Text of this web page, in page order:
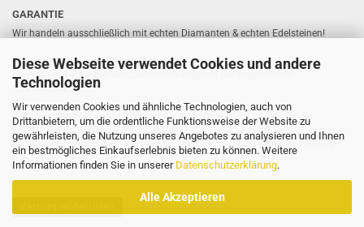
Diese Webseite verwendet Cookies und andere
Technologien
Wir verwenden Cookies und ähnliche Technologien, auch von
Drittanbietern, um die ordentliche Funktionsweise der Website zu
gewährleisten, die Nutzung unseres Angebotes zu analysieren und Ihnen
ein bestmögliches Einkaufserlebnis bieten zu können. Weitere
Informationen finden Sie in unserer Datenschutzerklärung.
Alle Akzeptieren
GARANTIE
Wir handeln ausschließlich mit echten Diamanten & echten Edelsteinen!
Alle Diamanten & Edelsteine werden von uns geprüft.
Ebenso prüfen wir den Goldgehalt/Platingehalt der angebotenen
Schmuckstücke.
Selbstverständlich garantieren wir für die Echtheit aller angebotenen
Diamanten, Edelsteine & Schmuckstücke.
Zu allen Bestellungen erhalten Sie ein Zertifikat und eine Händlerrechnung.